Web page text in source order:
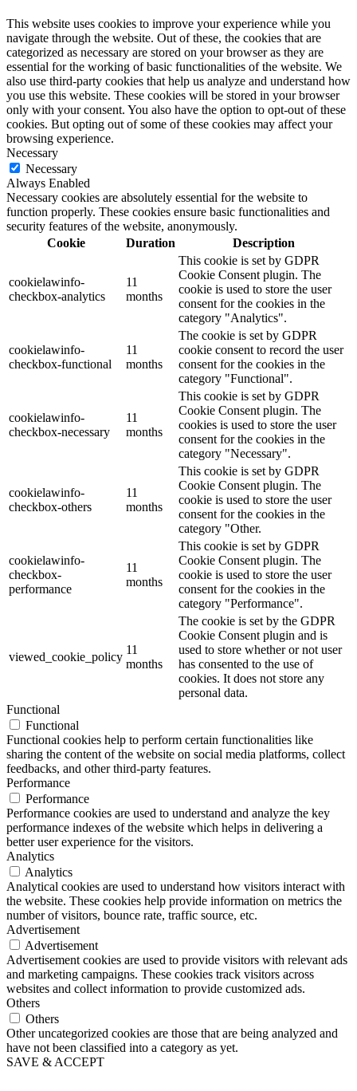
This website uses cookies to improve your experience while you
navigate through the website. Out of these, the cookies that are
categorized as necessary are stored on your browser as they are
essential for the working of basic functionalities of the website. We
also use third-party cookies that help us analyze and understand how
you use this website. These cookies will be stored in your browser
only with your consent. You also have the option to opt-out of these
cookies. But opting out of some of these cookies may affect your
browsing experience.
Necessary
Necessary
Always Enabled
Necessary cookies are absolutely essential for the website to
function properly. These cookies ensure basic functionalities and
security features of the website, anonymously.
Cookie
Duration Description
cookielawinfo-
checkbox-analytics
11
months
This cookie is set by GDPR
Cookie Consent plugin. The
cookie is used to store the user
consent for the cookies in the
category "Analytics".
cookielawinfo-
checkbox-functional
11
months
The cookie is set by GDPR
cookie consent to record the user
consent for the cookies in the
category "Functional".
cookielawinfo-
checkbox-necessary
11
months
This cookie is set by GDPR
Cookie Consent plugin. The
cookies is used to store the user
consent for the cookies in the
category "Necessary".
cookielawinfo-
checkbox-others
11
months
This cookie is set by GDPR
Cookie Consent plugin. The
cookie is used to store the user
consent for the cookies in the
category "Other.
cookielawinfo-
checkbox-
performance
11
months
This cookie is set by GDPR
Cookie Consent plugin. The
cookie is used to store the user
consent for the cookies in the
category "Performance".
viewed_cookie_policy
11
months
The cookie is set by the GDPR
Cookie Consent plugin and is
used to store whether or not user
has consented to the use of
cookies. It does not store any
personal data.
Functional
Functional
Functional cookies help to perform certain functionalities like
sharing the content of the website on social media platforms, collect
feedbacks, and other third-party features.
Performance
Performance
Performance cookies are used to understand and analyze the key
performance indexes of the website which helps in delivering a
better user experience for the visitors.
Analytics
Analytics
Analytical cookies are used to understand how visitors interact with
the website. These cookies help provide information on metrics the
number of visitors, bounce rate, traffic source, etc.
Advertisement
Advertisement
Advertisement cookies are used to provide visitors with relevant ads
and marketing campaigns. These cookies track visitors across
websites and collect information to provide customized ads.
Others
Others
Other uncategorized cookies are those that are being analyzed and
have not been classified into a category as yet.
SAVE & ACCEPT